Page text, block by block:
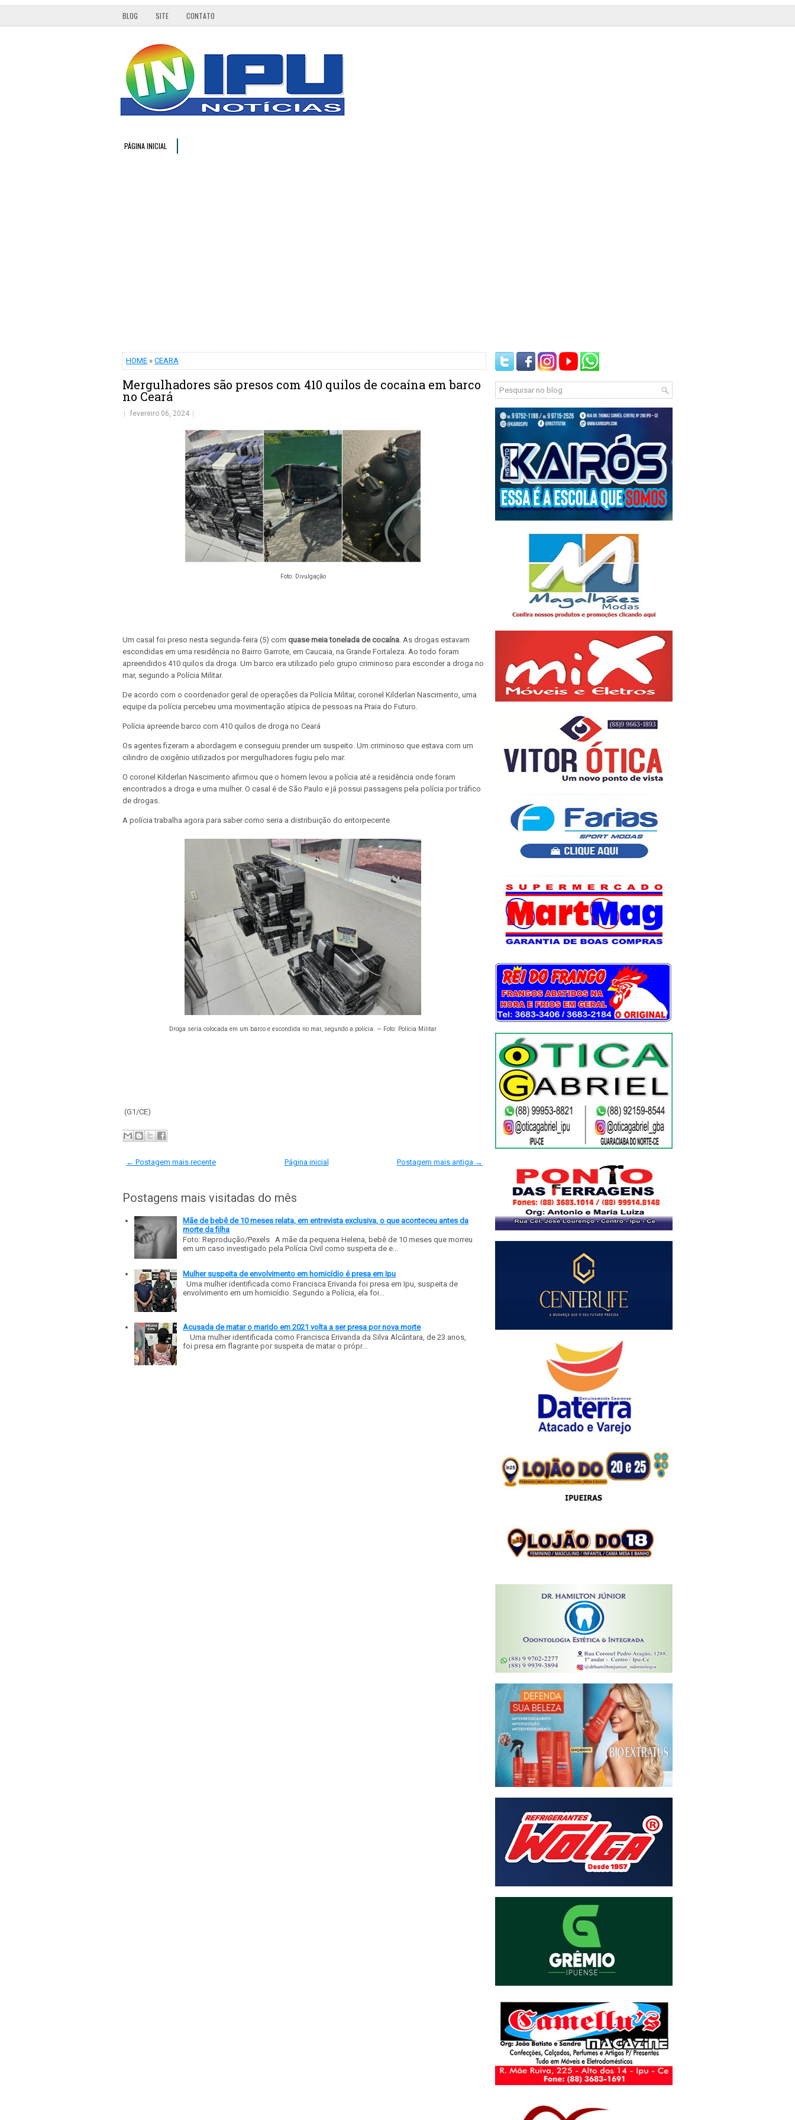
BLOG SITE CONTATO
PÁGINA INICIAL
HOME » CEARA
Mergulhadores são presos com 410 quilos de cocaína em barco
no Ceará
fevereiro 06, 2024
Foto: Divulgação
Um casal foi preso nesta segunda-feira (5) com quase meia tonelada de cocaína. As drogas estavam
escondidas em uma residência no Bairro Garrote, em Caucaia, na Grande Fortaleza. Ao todo foram
apreendidos 410 quilos da droga. Um barco era utilizado pelo grupo criminoso para esconder a droga no
mar, segundo a Polícia Militar.
De acordo com o coordenador geral de operações da Polícia Militar, coronel Kilderlan Nascimento, uma
equipe da polícia percebeu uma movimentação atípica de pessoas na Praia do Futuro.
Polícia apreende barco com 410 quilos de droga no Ceará
Os agentes fizeram a abordagem e conseguiu prender um suspeito. Um criminoso que estava com um
cilindro de oxigênio utilizados por mergulhadores fugiu pelo mar.
O coronel Kilderlan Nascimento afirmou que o homem levou a polícia até a residência onde foram
encontrados a droga e uma mulher. O casal é de São Paulo e já possui passagens pela polícia por tráfico
de drogas.
A polícia trabalha agora para saber como seria a distribuição do entorpecente.
Droga seria colocada em um barco e escondida no mar, segundo a polícia. — Foto: Polícia Militar
(G1/CE)
← Postagem mais recente Postagem mais antiga →
Página inicial
Postagens mais visitadas do mês
Mãe de bebê de 10 meses relata, em entrevista exclusiva, o que aconteceu antes da
morte da filha
Foto: Reprodução/Pexels A mãe da pequena Helena, bebê de 10 meses que morreu
em um caso investigado pela Polícia Civil como suspeita de e...
Mulher suspeita de envolvimento em homicídio é presa em Ipu
Uma mulher identificada como Francisca Erivanda foi presa em Ipu, suspeita de
envolvimento em um homicídio. Segundo a Polícia, ela foi...
Acusada de matar o marido em 2021 volta a ser presa por nova morte
Uma mulher identificada como Francisca Erivanda da Silva Alcântara, de 23 anos,
foi presa em flagrante por suspeita de matar o própr...